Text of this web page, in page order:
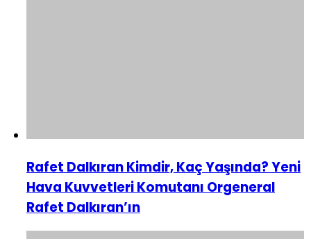
Rafet Dalkıran Kimdir, Kaç Yaşında? Yeni
Hava Kuvvetleri Komutanı Orgeneral
Rafet Dalkıran’ın